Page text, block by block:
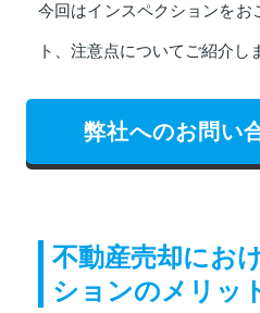
今回はインスペクションをお
ト、注意点についてご紹介し
弊社へのお問い
不動産売却にお
ションのメリッ